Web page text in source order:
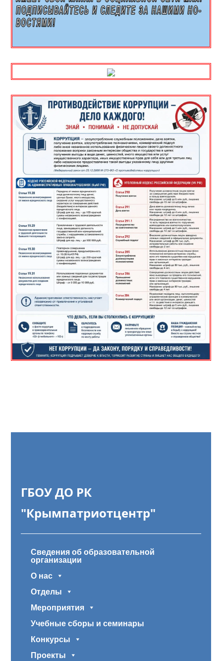
ГБОУ ДО РК
"Крымпатриотцентр"
Сведения об образовательной
организации
О нас
Отделы
Мероприятия
Учебные сборы и семинары
Конкурсы
Проекты